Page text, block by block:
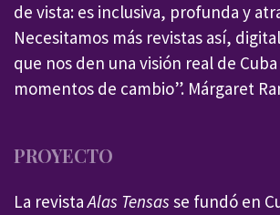
de vista: es inclusiva, profunda y
Necesitamos más revistas así,
que nos den una visión real de
momentos de cambio”. Márgaret
PROYECTO
La revistaAlas Tensas se fundó en